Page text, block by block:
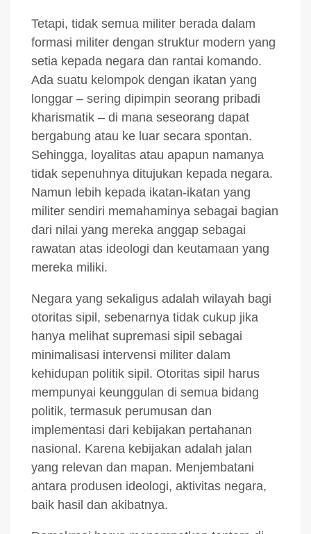
Tetapi, tidak semua militer berada dalam
formasi militer dengan struktur modern yang
setia kepada negara dan rantai komando.
Ada suatu kelompok dengan ikatan yang
longgar – sering dipimpin seorang pribadi
kharismatik – di mana seseorang dapat
bergabung atau ke luar secara spontan.
Sehingga, loyalitas atau apapun namanya
tidak sepenuhnya ditujukan kepada negara.
Namun lebih kepada ikatan-ikatan yang
militer sendiri memahaminya sebagai bagian
dari nilai yang mereka anggap sebagai
rawatan atas ideologi dan keutamaan yang
mereka miliki.
Negara yang sekaligus adalah wilayah bagi
otoritas sipil, sebenarnya tidak cukup jika
hanya melihat supremasi sipil sebagai
minimalisasi intervensi militer dalam
kehidupan politik sipil. Otoritas sipil harus
mempunyai keunggulan di semua bidang
politik, termasuk perumusan dan
implementasi dari kebijakan pertahanan
nasional. Karena kebijakan adalah jalan
yang relevan dan mapan. Menjembatani
antara produsen ideologi, aktivitas negara,
baik hasil dan akibatnya.